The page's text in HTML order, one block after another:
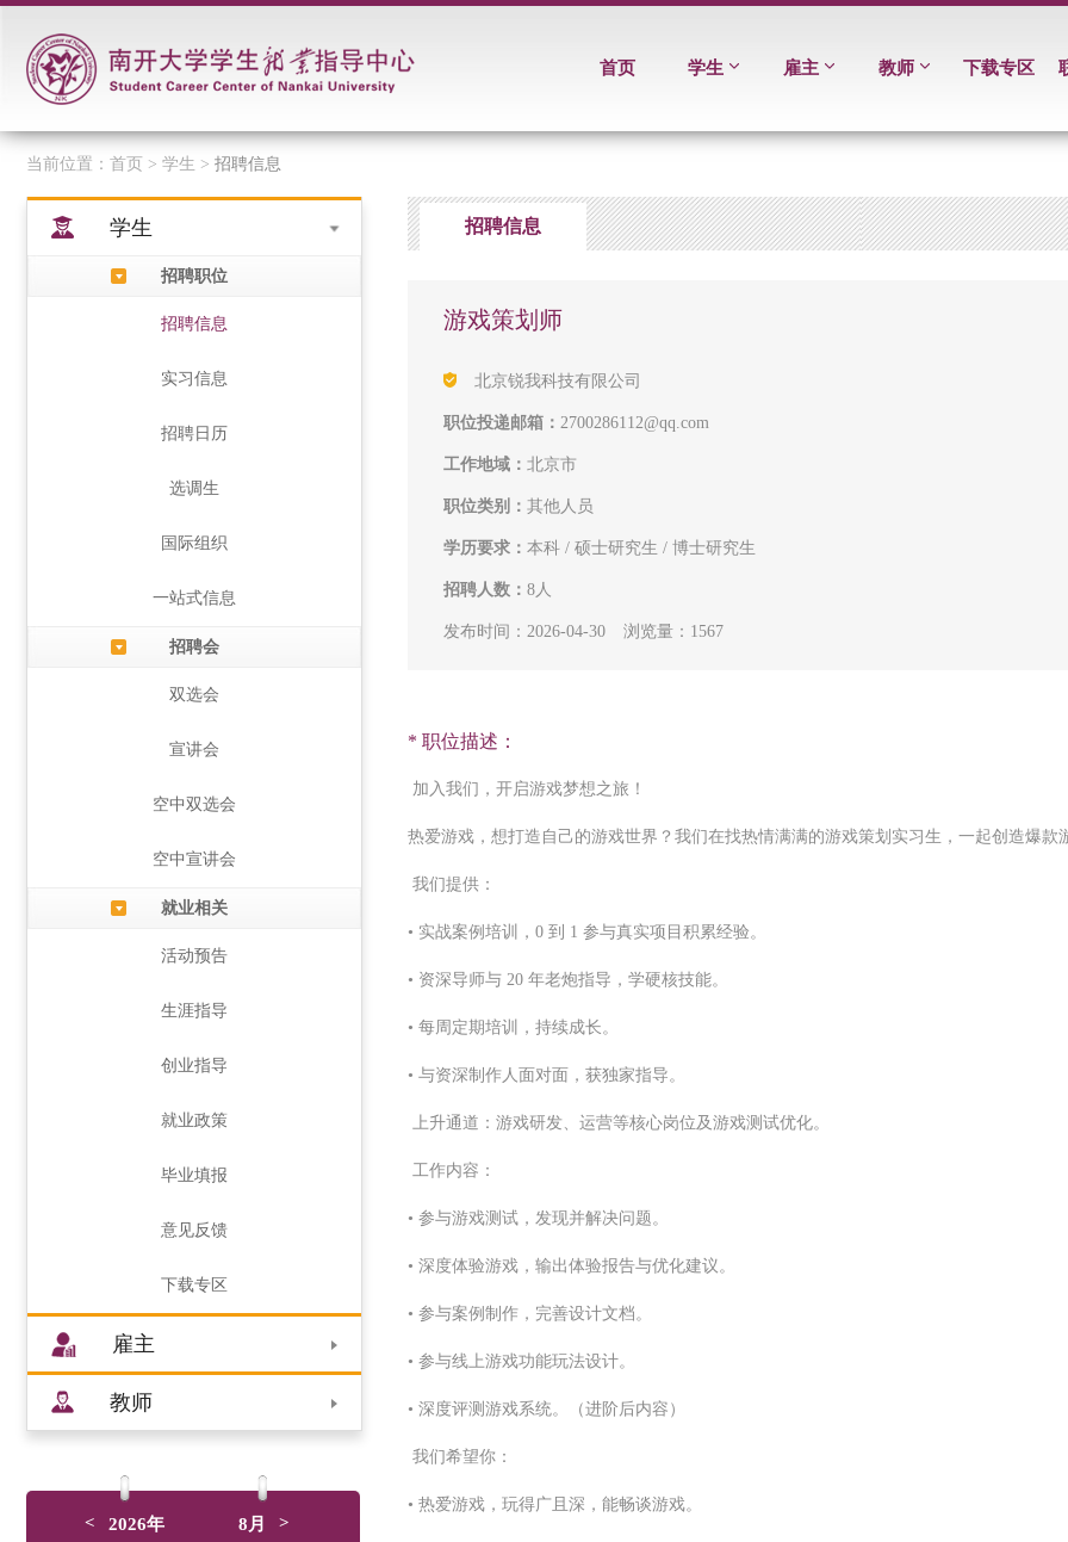
首页 学生 雇主 教师 下载专区
当前位置： 首页 > 学生 > 招聘信息
学生
招聘职位
招聘信息
实习信息
招聘日历
选调生
国际组织
一站式信息
招聘会
双选会
宣讲会
空中双选会
空中宣讲会
就业相关
活动预告
生涯指导
创业指导
就业政策
毕业填报
意见反馈
下载专区
雇主
教师
< 2026年 8月 >
招聘信息
游戏策划师
北京锐我科技有限公司
职位投递邮箱： 2700286112@qq.com
工作地域： 北京市
职位类别： 其他人员
学历要求： 本科 / 硕士研究生 / 博士研究生
招聘人数： 8人
发布时间：2026-04-30 浏览量：1567
* 职位描述：
加入我们，开启游戏梦想之旅！
热爱游戏，想打造自己的游戏世界？我们在找热情满满的游戏策划实习生，一起创造爆款
我们提供：
• 实战案例培训，0 到 1 参与真实项目积累经验。
• 资深导师与 20 年老炮指导，学硬核技能。
• 每周定期培训，持续成长。
• 与资深制作人面对面，获独家指导。
上升通道：游戏研发、运营等核心岗位及游戏测试优化。
工作内容：
• 参与游戏测试，发现并解决问题。
• 深度体验游戏，输出体验报告与优化建议。
• 参与案例制作，完善设计文档。
• 参与线上游戏功能玩法设计。
• 深度评测游戏系统。（进阶后内容）
我们希望你：
• 热爱游戏，玩得广且深，能畅谈游戏。